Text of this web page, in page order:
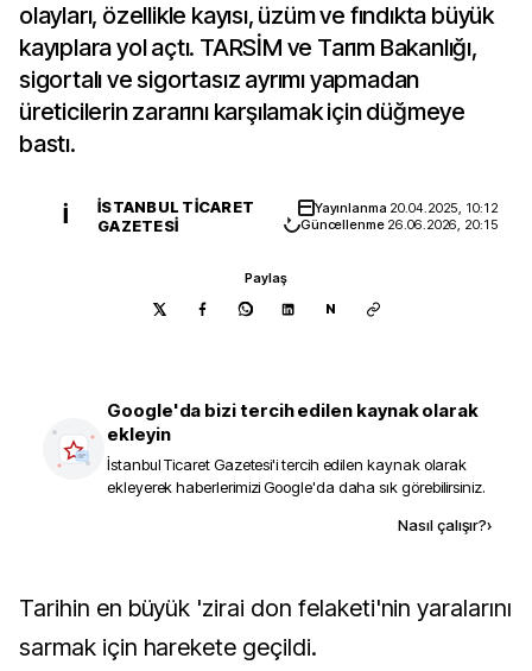
olayları, özellikle kayısı, üzüm ve fındıkta büyük
kayıplara yol açtı. TARSİM ve Tarım Bakanlığı,
sigortalı ve sigortasız ayrımı yapmadan
üreticilerin zararını karşılamak için düğmeye
bastı.
İ
İSTANBUL TICARET
GAZETESI
Yayınlanma 20.04.2025, 10:12
Güncellenme 26.06.2026, 20:15
Paylaş
N
Google'da bizi tercih edilen kaynak olarak
ekleyin
İstanbul Ticaret Gazetesi'i tercih edilen kaynak olarak
ekleyerek haberlerimizi Google'da daha sık görebilirsiniz.
Nasıl çalışır?›
Tarihin en büyük 'zirai don felaketi'nin yaralarını
sarmak için harekete geçildi.